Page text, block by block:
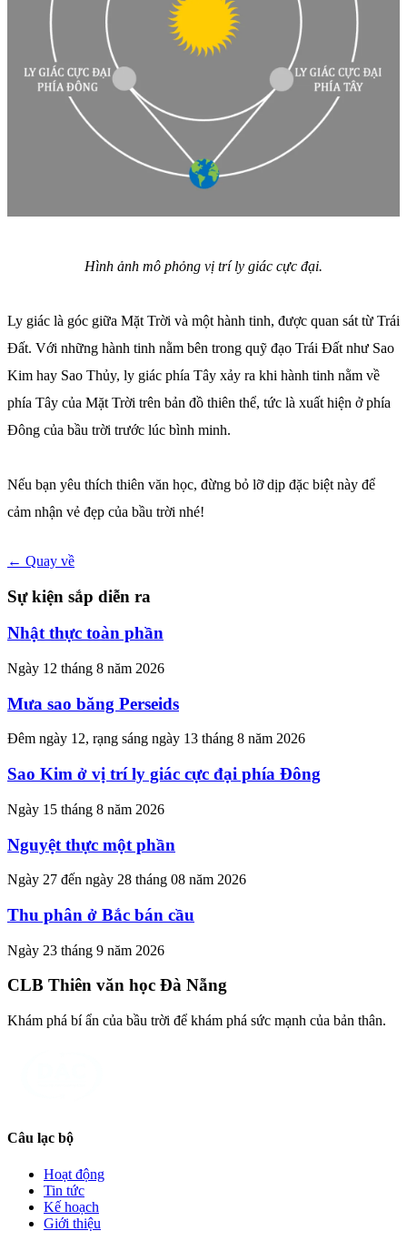
Hình ảnh mô phỏng vị trí ly giác cực đại.
Ly giác là góc giữa Mặt Trời và một hành tinh, được quan sát từ Trái
Đất. Với những hành tinh nằm bên trong quỹ đạo Trái Đất như Sao
Kim hay Sao Thủy, ly giác phía Tây xảy ra khi hành tinh nằm về
phía Tây của Mặt Trời trên bản đồ thiên thể, tức là xuất hiện ở phía
Đông của bầu trời trước lúc bình minh.
Nếu bạn yêu thích thiên văn học, đừng bỏ lỡ dịp đặc biệt này để
cảm nhận vẻ đẹp của bầu trời nhé!
← Quay về
Sự kiện sắp diễn ra
Nhật thực toàn phần
Ngày 12 tháng 8 năm 2026
Mưa sao băng Perseids
Đêm ngày 12, rạng sáng ngày 13 tháng 8 năm 2026
Sao Kim ở vị trí ly giác cực đại phía Đông
Ngày 15 tháng 8 năm 2026
Nguyệt thực một phần
Ngày 27 đến ngày 28 tháng 08 năm 2026
Thu phân ở Bắc bán cầu
Ngày 23 tháng 9 năm 2026
CLB Thiên văn học Đà Nẵng
Khám phá bí ẩn của bầu trời để khám phá sức mạnh của bản thân.
Câu lạc bộ
Hoạt động
Tin tức
Kế hoạch
Giới thiệu